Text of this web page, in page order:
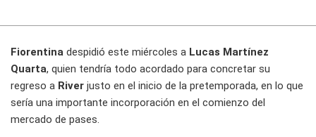
Fiorentina despidió este miércoles a Lucas Martínez
Quarta, quien tendría todo acordado para concretar su
regreso a River justo en el inicio de la pretemporada, en lo que
sería una importante incorporación en el comienzo del
mercado de pases.